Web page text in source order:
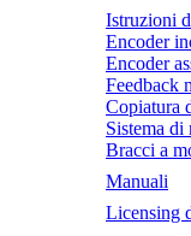
Istruzioni
Encoder
Encoder
Feedback
Copiatura
Sistema di
Bracci a
Manuali
Licensing